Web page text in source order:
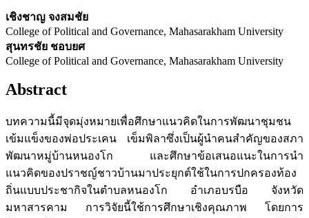
เชิงชาญ จงสมชัย
College of Political and Governance, Mahasarakham University
สุนทรชัย ชอบยศ
College of Political and Governance, Mahasarakham University
Abstract
บทความนี้มีจุดมุ่งหมายเพื่อศึกษาแนวคิดในการพัฒนาชุมชน
เข้มแข็งของพ่อประเคน เข็มพิลาซึ่งเป็นผู้นำคนสำคัญของสภา
พัฒนาหมู่บ้านหนองโก และศึกษาข้อเสนอแนะในการนำ
แนวคิดของปราชญ์ชาวบ้านมาประยุกต์ใช้ในการปกครองท้อง
ถิ่นแบบประชากิจในตำบลหนองโก อำเภอบรบือ จังหวัด
มหาสารคาม การวิจัยนี้ใช้การศึกษาเชิงคุณภาพ โดยการ